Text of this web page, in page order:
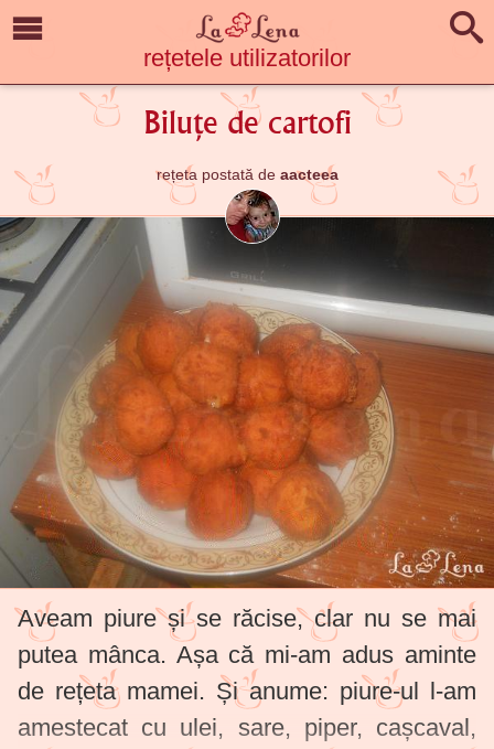
rețetele utilizatorilor
Biluțe de cartofi
rețeta postată de aacteea
Aveam piure și se răcise, clar nu se mai
putea mânca. Așa că mi-am adus aminte
de rețeta mamei. Și anume: piure-ul l-am
amestecat cu ulei, sare, piper, cașcaval,